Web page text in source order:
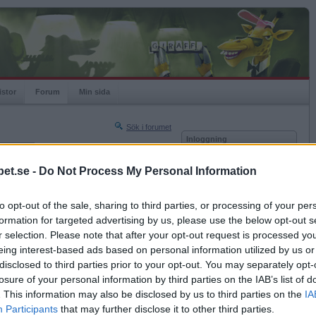
- Do Not Process My Personal Information
opt-out of the sale, sharing to third parties, or processing of your
for targeted advertising by us, please use the below opt-out
selection. Please note that after your opt-out request is processed
interest-based ads based on personal information utilized by us
to third parties prior to your opt-out. You may separately
of your personal information by third parties on the IAB’s list of
This information may also be disclosed by us to third parties on the
Participants that may further disclose it to other third parties.
Forum Min sida
Sök i forumet
Nästa sida »
2015-05-13 23:57
Inloggning
Kom ihåg mig
Glömt ditt lösenord?
Få ny aktiveringslänk
Betapet är gratis!